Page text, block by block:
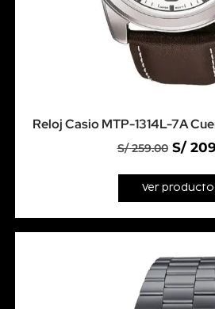
Reloj Casio MTP-1314L-7A
S/259.00 S/
Ver producto